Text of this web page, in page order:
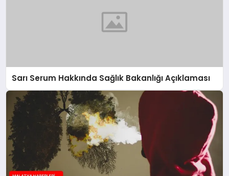
Sarı Serum Hakkında Sağlık Bakanlığı Açıklaması